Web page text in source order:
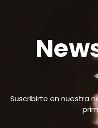
Suscribirte en nuestra